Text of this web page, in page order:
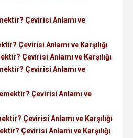
Çevirisi Anlamı ve
Çevirisi Anlamı ve Karşılığı
Çevirisi Anlamı ve Karşılığı
Çevirisi Anlamı ve
Çevirisi Anlamı ve
Çevirisi Anlamı ve Karşılığı
Çevirisi Anlamı ve Karşılığı